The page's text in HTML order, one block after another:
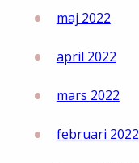
maj 2022
april 2022
mars 2022
februari 2022